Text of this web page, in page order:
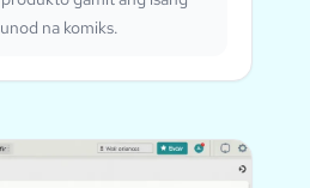
na komiks.